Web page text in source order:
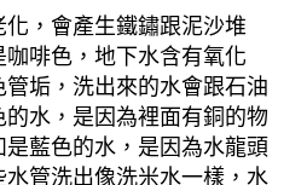
，會產生鐵鏽跟泥沙堆
啡色，地下水含有氧化
垢，洗出來的水會跟石油
水，是因為裡面有銅的物
藍色的水，是因為水龍頭
管洗出像洗米水一樣，水